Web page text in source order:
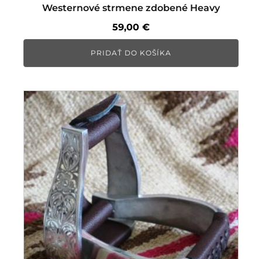
Westernové strmene zdobené Heavy
59,00 €
PRIDAŤ DO KOŠÍKA